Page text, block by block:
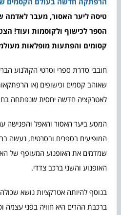
טיסה ליער האסור, מעבר לאדמה
הספר לכישוף ולקוסמות ועוד!
קסומים והפתעות מופלאות
חובבי סדרת ספרי וסרטי הקולנוע
שאוהב קסמים וכישופים (או
לאטרקציה חדשה יחסית שנפתחה בחודש
המסע ביער האסור והאפל והפגישה
המופיעים בספרים ובסרטים, נעשה
שמדמים את האופנוע המעופף של
האופנוע והשני ברכב צדדי.
בנוסף להיותה אטרקציות נושא
ברכבת ההרים היא חוויה בפני עצמה